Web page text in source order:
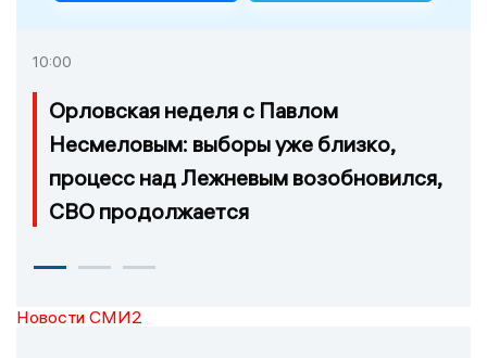
10:00
Орловская неделя с Павлом
Несмеловым: выборы уже близко,
процесс над Лежневым возобновился,
СВО продолжается
Новости СМИ2